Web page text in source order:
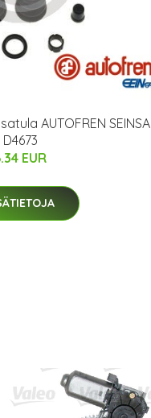
AUTOFREN SEINSA
D4673
EUR